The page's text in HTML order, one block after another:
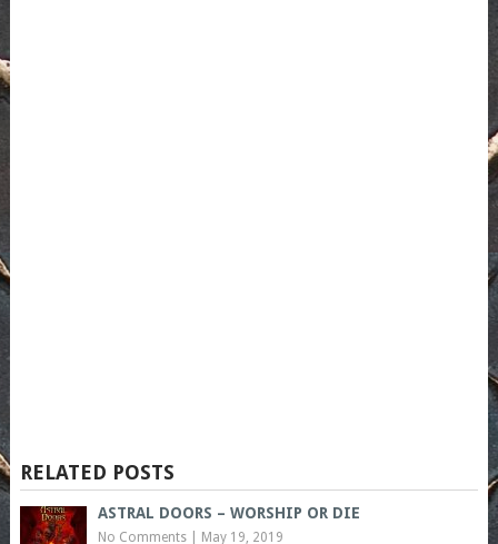
RELATED POSTS
ASTRAL DOORS – WORSHIP OR DIE
No Comments| May 19, 2019